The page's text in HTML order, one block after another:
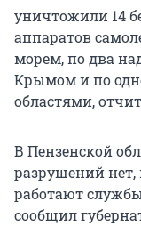
уничтожили 14
аппаратов
морем, по два
Крымом и по
областями,
В Пензенской
разрушений нет,
работают
сообщил